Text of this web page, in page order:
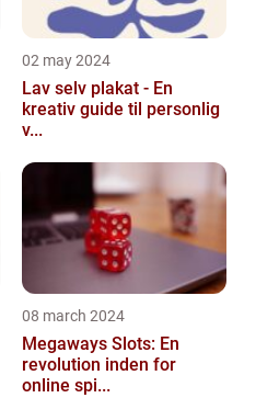
02 may 2024
Lav selv plakat - En
kreativ guide til personlig
v...
08 march 2024
Megaways Slots: En
revolution inden for
online spi...